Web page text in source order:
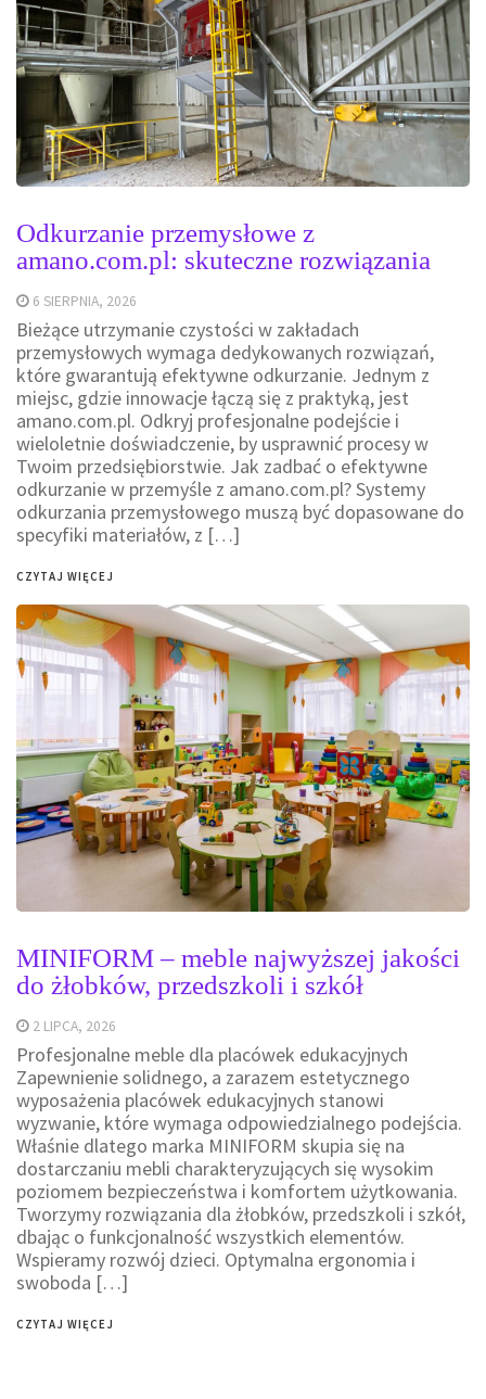
Odkurzanie przemysłowe z
amano.com.pl: skuteczne rozwiązania
6 SIERPNIA, 2026
Bieżące utrzymanie czystości w zakładach
przemysłowych wymaga dedykowanych rozwiązań,
które gwarantują efektywne odkurzanie. Jednym z
miejsc, gdzie innowacje łączą się z praktyką, jest
amano.com.pl. Odkryj profesjonalne podejście i
wieloletnie doświadczenie, by usprawnić procesy w
Twoim przedsiębiorstwie. Jak zadbać o efektywne
odkurzanie w przemyśle z amano.com.pl? Systemy
odkurzania przemysłowego muszą być dopasowane do
specyfiki materiałów, z […]
CZYTAJ WIĘCEJ
MINIFORM – meble najwyższej jakości
do żłobków, przedszkoli i szkół
2 LIPCA, 2026
Profesjonalne meble dla placówek edukacyjnych
Zapewnienie solidnego, a zarazem estetycznego
wyposażenia placówek edukacyjnych stanowi
wyzwanie, które wymaga odpowiedzialnego podejścia.
Właśnie dlatego marka MINIFORM skupia się na
dostarczaniu mebli charakteryzujących się wysokim
poziomem bezpieczeństwa i komfortem użytkowania.
Tworzymy rozwiązania dla żłobków, przedszkoli i szkół,
dbając o funkcjonalność wszystkich elementów.
Wspieramy rozwój dzieci. Optymalna ergonomia i
swoboda […]
CZYTAJ WIĘCEJ